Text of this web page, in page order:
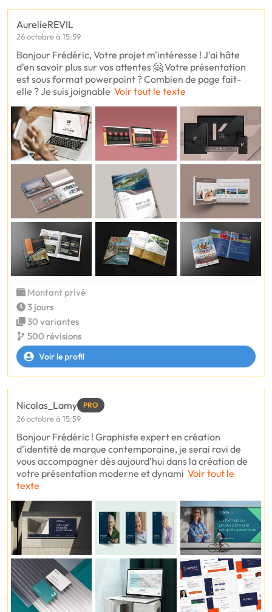
AurelieREVIL
26 octobre à 15:59
Bonjour Frédéric, Votre projet m'intéresse ! J'ai hâte
d'en savoir plus sur vos attentes 🤗 Votre présentation
est sous format powerpoint ? Combien de page fait-
elle ? Je suis joignable Voir tout le texte
Montant privé
3 jours
30 variantes
500 révisions
Voir le profil
Nicolas_Lamy PRO
26 octobre à 15:59
Bonjour Frédéric ! Graphiste expert en création
d'identité de marque contemporaine, je serai ravi de
vous accompagner dès aujourd'hui dans la création de
votre présentation moderne et dynami Voir tout le
texte